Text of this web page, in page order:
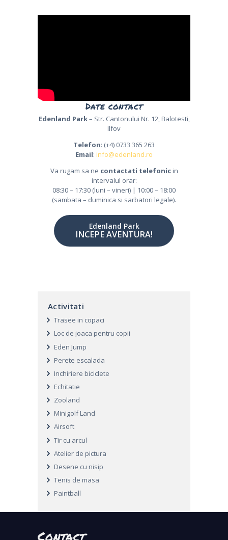
Date contact
Edenland Park– Str. Cantonului Nr. 12, Balotesti,
Ilfov
Telefon: (+4) 0733 365 263
Email: info@edenland.ro
Va rugam sa ne contactati telefonicin
intervalul orar:
08:30 – 17:30 (luni – vineri) | 10:00 – 18:00
(sambata – duminica si sarbatori legale).
Edenland Park
INCEPE AVENTURA!
Activitati
Trasee in copaci
Loc de joaca pentru copii
Eden Jump
Perete escalada
Inchiriere biciclete
Echitatie
Zooland
Minigolf Land
Airsoft
Tir cu arcul
Atelier de pictura
Desene cu nisip
Tenis de masa
Paintball
Contact